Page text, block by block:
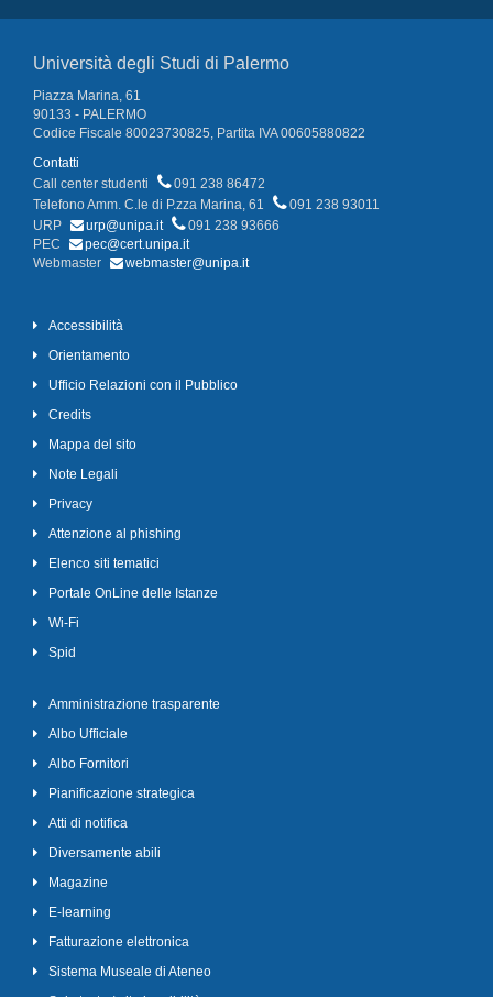
Università degli Studi di Palermo
Piazza Marina, 61
90133 - PALERMO
Codice Fiscale 80023730825, Partita IVA 00605880822
Contatti
Call center studenti
091 238 86472
Telefono Amm. C.le di P.zza Marina, 61
091 238 93011
URP
urp@unipa.it
091 238 93666
PEC
pec@cert.unipa.it
Webmaster
webmaster@unipa.it
Accessibilità
Orientamento
Ufficio Relazioni con il Pubblico
Credits
Mappa del sito
Note Legali
Privacy
Attenzione al phishing
Elenco siti tematici
Portale OnLine delle Istanze
Wi-Fi
Spid
Amministrazione trasparente
Albo Ufficiale
Albo Fornitori
Pianificazione strategica
Atti di notifica
Diversamente abili
Magazine
E-learning
Fatturazione elettronica
Sistema Museale di Ateneo